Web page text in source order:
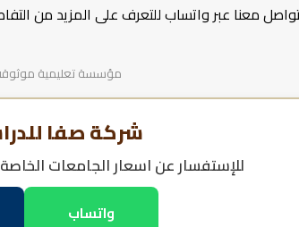
معنا عبر واتساب للتعرف على المزيد من
مؤسسة تعليمية موثوقة
شركة صفا
للإستفسار عناسعار الجامعات
واتساب